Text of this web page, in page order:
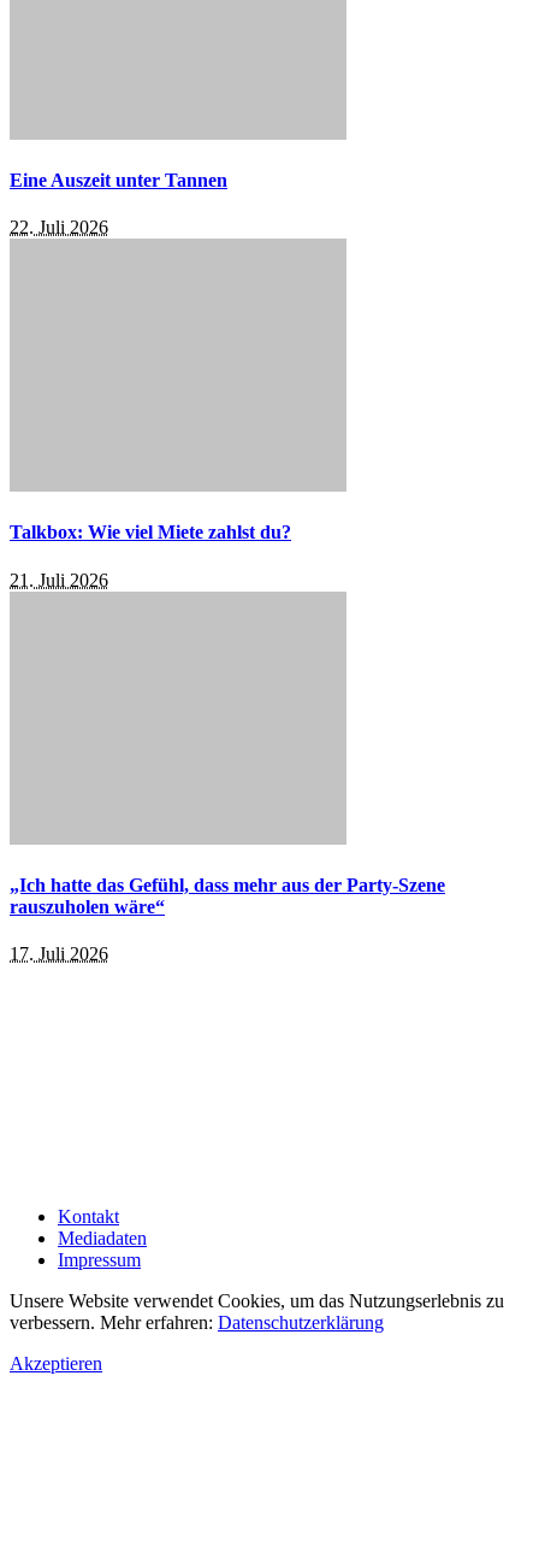
Eine Auszeit unter Tannen
22. Juli 2026
Talkbox: Wie viel Miete zahlst du?
21. Juli 2026
„Ich hatte das Gefühl, dass mehr aus der Party-Szene
rauszuholen wäre“
17. Juli 2026
Kontakt
Mediadaten
Impressum
Unsere Website verwendet Cookies, um das Nutzungserlebnis zu
verbessern. Mehr erfahren: Datenschutzerklärung
Akzeptieren